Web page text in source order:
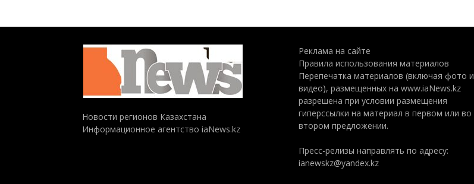
Новости регионов Казахстана
Информационное агентство iaNews.kz
Реклама на сайте
Правила использования материалов
Перепечатка материалов (включая фото и
видео), размещенных на www.iaNews.kz
разрешена при условии размещения
гиперссылки на материал в первом или во
втором предложении.
Пресс-релизы направлять по адресу:
ianewskz@yandex.kz